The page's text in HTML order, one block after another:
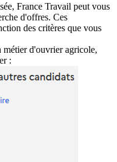
France Travail peut vous
d'offres. Ces
des critères que vous
métier d'ouvrier agricole,
: